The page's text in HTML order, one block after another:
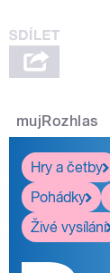
mujRozhlas
Hry a četby
Pohádky
Živé vysílání